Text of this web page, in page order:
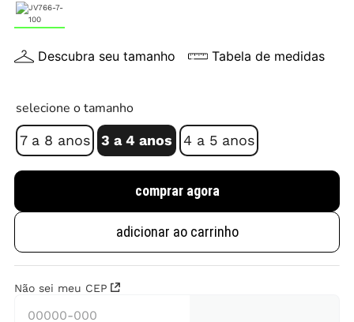
Descubra seu tamanho Tabela de medidas
selecione o tamanho
7 a 8 anos 3 a 4 anos 4 a 5 anos
comprar agora
adicionar ao carrinho
Não sei meu CEP